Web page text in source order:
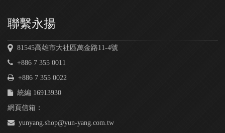
聯繫永揚
81545高雄市大社區萬金路11-4號
+886 7 355 0011
+886 7 355 0022
統編 16913930
網頁信箱：
yunyang.shop@yun-yang.com.tw